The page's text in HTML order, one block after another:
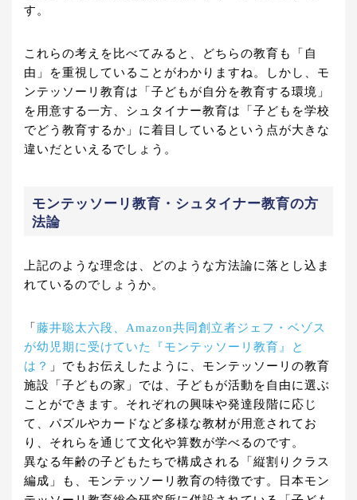
す。
これらの考えを比べてみると、どちらの教育も「自
由」を重視していることがわかりますね。しかし、モ
ンテッソーリ教育は「子どもが自分を教育する環境」
を用意する一方、シュタイナー教育は「子どもを学校
でどう教育するか」に着目しているという点が大きな
違いだといえるでしょう。
モンテッソーリ教育・シュタイナー教育の方
法論
上記のような理念は、どのような方法論に落とし込ま
れているのでしょうか。
「 藤井聡太六段、Amazon共同創立者ジェフ・ベゾス
が幼児期に受けていた『モンテッソーリ教育』と
は？
」でもお伝えしたように、モンテッソーリの教育
施設「子どもの家」では、子どもが活動を自由に選ぶ
ことができます。それぞれの興味や発達段階に応じ
て、パズルやカードなど多様な教材が用意されてお
り、それらを通じて文化や算数が学べるのです。
異なる年齢の子どもたちで構成される「縦割りクラス
編成」も、モンテッソーリ教育の特徴です。日本モン